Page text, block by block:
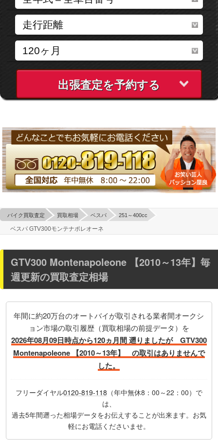
出張査定を予約する
バイク買取査定 買取相場 ベスパ 251～400cc
ベスパ GTV300モンテナポレオーネ
GTV300 Montenapoleone 【2010～13年】毎
週更新の買取査定相場
年間に約20万台のオートバイが取引される業者間オークシ
ョン市場の取引履歴（買取相場の前提データ）を
2026年08月09日時点から120ヵ月間 遡りましたが GTV300
Montenapoleone 【2010～13年】 の取引はありませんで
した。
フリーダイヤル0120-819-118 （年中無休8：00～22：00）で
は、
過去5年間遡った相場データをお伝えすることが出来ます。お気
軽にお電話くださいませ。